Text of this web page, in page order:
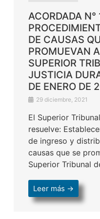
ACORDADA
DE CAUSAS
PROMUEVAN
SUPERIOR
JUSTICIA
DE ENERO DE
29 diciembre, 2021
El Superior
resuelve:
de ingreso y
causas que se
Superior Tribunal
Leer más →